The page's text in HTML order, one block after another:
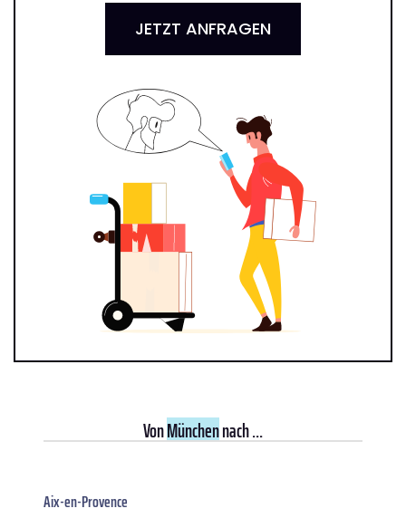
JETZT ANFRAGEN
VonMünchennach ...
Aix-en-Provence